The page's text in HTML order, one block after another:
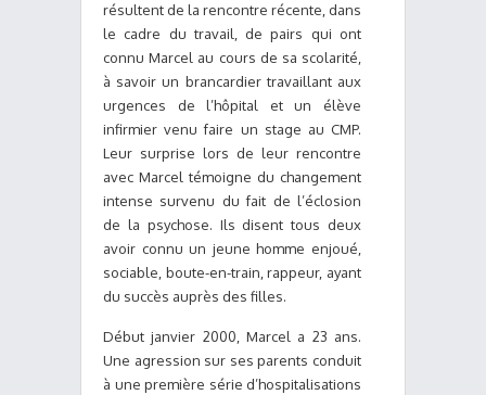
résultent de la rencontre récente, dans
le cadre du travail, de pairs qui ont
connu Marcel au cours de sa scolarité,
à savoir un brancardier travaillant aux
urgences de l’hôpital et un élève
infirmier venu faire un stage au CMP.
Leur surprise lors de leur rencontre
avec Marcel témoigne du changement
intense survenu du fait de l’éclosion
de la psychose. Ils disent tous deux
avoir connu un jeune homme enjoué,
sociable, boute-en-train, rappeur, ayant
du succès auprès des filles.
Début janvier 2000, Marcel a 23 ans.
Une agression sur ses parents conduit
à une première série d’hospitalisations